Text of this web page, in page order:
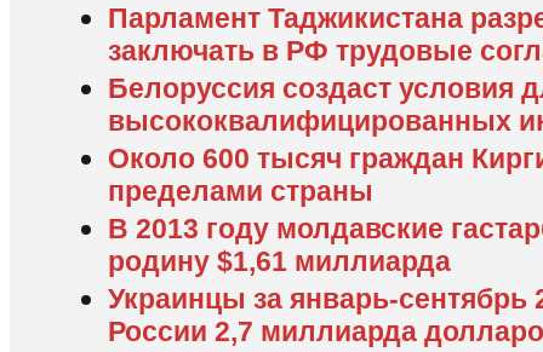
Парламент Таджикистана
заключать в РФ трудовые
Белоруссия создаст условия
высококвалифицированных
Около 600 тысяч граждан
пределами страны
В 2013 году молдавские
родину $1,61 миллиарда
Украинцы за январь-сентябрь
России 2,7 миллиарда